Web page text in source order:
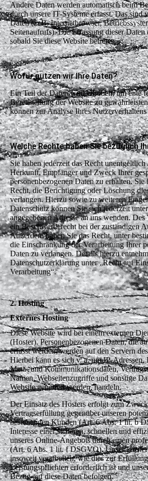
Andere Daten werden automatisch beim
durch unsere IT-Systeme erfasst. Das sind
Daten (z. B. Internetbrowser,
Seitenaufrufs). Die Erfassung dieser Daten
sobald Sie diese Website betreten.
Wofür nutzen wir Ihre Daten?
Ein Teil der Daten wird erhoben, um eine
Bereitstellung der Website zu
können zur Analyse Ihres
Welche Rechte haben Sie bezüglich
Sie haben jederzeit das Recht
Herkunft, Empfänger und Zweck Ihrer
personenbezogenen Daten zu erhalten. Sie
Recht, die Berichtigung oder Löschung
verlangen. Hierzu sowie zu weiteren
Datenschutz können Sie sich jederzeit
angegebenen Adresse an uns wenden.
ein Beschwerderecht bei der zuständigen
Außerdem haben Sie das Recht, unter
die Einschränkung der Verarbeitung Ihrer
Daten zu verlangen. Details hierzu
Datenschutzerklärung unter „Recht auf
Verarbeitung“.
2. Hosting
Externes Hosting
Diese Website wird bei einem externen
(Hoster). Personenbezogenen Daten, die
erfasst werden, werden auf den Servern
Hierbei kann es sich v. a. um IP-Adressen,
Meta- und Kommunikationsdaten,
Namen, Webseitenzugriffe und sonstige
Website generiert werden, handeln.
Der Einsatz des Hosters erfolgt zum
Vertragserfüllung gegenüber unseren
bestehenden Kunden (Art. 6 Abs. 1 lit. b
Interesse einer sicheren, schnellen und
unseres Online-Angebots durch einen
(Art. 6 Abs. 1 lit. f DSGVO). Unser
insoweit verarbeiten, wie dies zur
Leistungspflichten erforderlich ist und
Bezug auf diese Daten befolgen.